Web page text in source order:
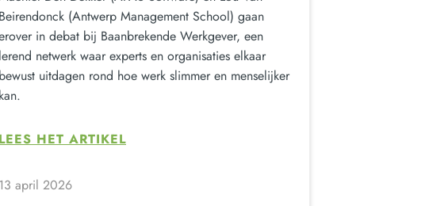
Beirendonck (Antwerp Management School) gaan
in debat bij Baanbrekende Werkgever, een
lerend netwerk waar experts en organisaties elkaar
bewust uitdagen rond hoe werk slimmer en menselijker
kan.
LEES HET ARTIKEL
13 april 2026